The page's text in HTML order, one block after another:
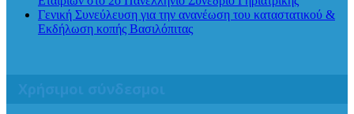
Γενική Συνεύλευση για την ανανέωση του καταστατικού &
Εκδήλωση κοπής Βασιλόπιτας